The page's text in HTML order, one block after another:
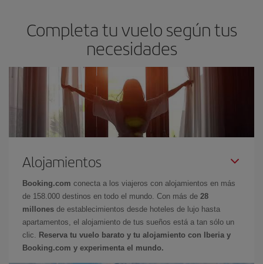
Completa tu vuelo según tus
necesidades
Alojamientos
Booking.com conecta a los viajeros con alojamientos en más
de 158.000 destinos en todo el mundo. Con más de 28
millones de establecimientos desde hoteles de lujo hasta
apartamentos, el alojamiento de tus sueños está a tan sólo un
clic.
Reserva tu vuelo barato y tu alojamiento con Iberia y
Booking.com y experimenta el mundo.